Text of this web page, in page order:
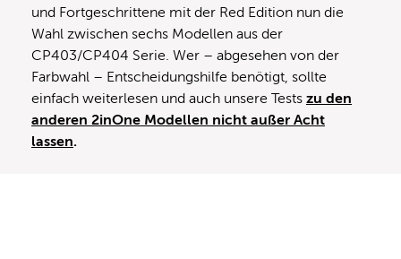
und Fortgeschrittene mit der Red Edition nun die
Wahl zwischen sechs Modellen aus der
CP403/CP404 Serie. Wer – abgesehen von der
Farbwahl – Entscheidungshilfe benötigt, sollte
einfach weiterlesen und auch unsere Tests zu den
anderen 2inOne Modellen nicht außer Acht
lassen.